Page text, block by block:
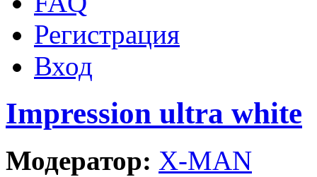
Регистрация
Вход
Impression ultra white
Модератор: X-MAN